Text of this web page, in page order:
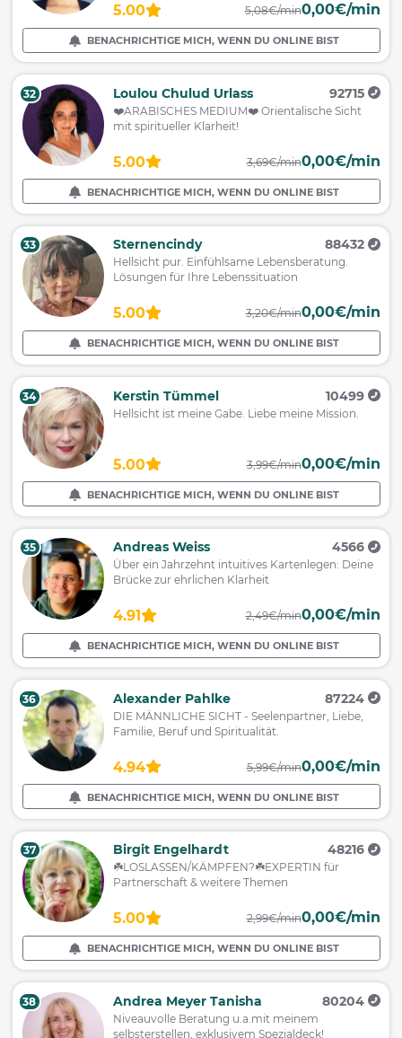
5.00 5,08€/min0,00€/min
BENACHRICHTIGE MICH, WENN DU ONLINE BIST
32 Loulou Chulud Urlass 92715
❤️ARABISCHES MEDIUM❤️ Orientalische Sicht
mit spiritueller Klarheit!
5.00 3,69€/min0,00€/min
BENACHRICHTIGE MICH, WENN DU ONLINE BIST
33 Sternencindy 88432
Hellsicht pur. Einfühlsame Lebensberatung.
Lösungen für Ihre Lebenssituation
5.00 3,20€/min0,00€/min
BENACHRICHTIGE MICH, WENN DU ONLINE BIST
34 Kerstin Tümmel 10499
Hellsicht ist meine Gabe. Liebe meine Mission.
5.00 3,99€/min0,00€/min
BENACHRICHTIGE MICH, WENN DU ONLINE BIST
35 Andreas Weiss 4566
Über ein Jahrzehnt intuitives Kartenlegen: Deine
Brücke zur ehrlichen Klarheit
4.91 2,49€/min0,00€/min
BENACHRICHTIGE MICH, WENN DU ONLINE BIST
36 Alexander Pahlke 87224
DIE MÄNNLICHE SICHT - Seelenpartner, Liebe,
Familie, Beruf und Spiritualität.
4.94 5,99€/min0,00€/min
BENACHRICHTIGE MICH, WENN DU ONLINE BIST
37 Birgit Engelhardt 48216
☘️LOSLASSEN/KÄMPFEN?☘️EXPERTIN für
Partnerschaft & weitere Themen
5.00 2,99€/min0,00€/min
BENACHRICHTIGE MICH, WENN DU ONLINE BIST
38 Andrea Meyer Tanisha 80204
Niveauvolle Beratung u.a.mit meinem
selbsterstellen, exklusivem Spezialdeck!